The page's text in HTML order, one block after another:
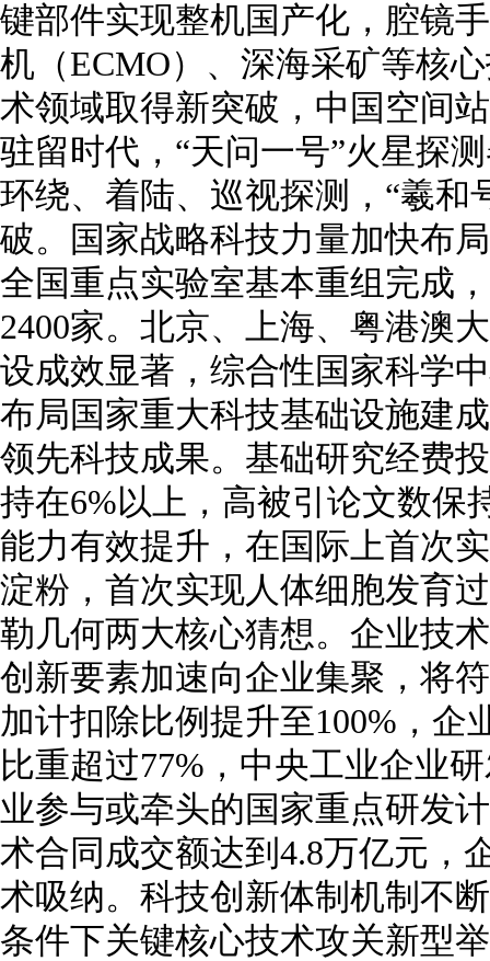
键部件实现整机国产化，腔镜
机（ECMO）、深海采矿等核
术领域取得新突破，中国空间
驻留时代，“天问一号”火星探
环绕、着陆、巡视探测，“羲和
破。国家战略科技力量加快布
全国重点实验室基本重组完成
2400家。北京、上海、粤港澳
设成效显著，综合性国家科学
布局国家重大科技基础设施建
领先科技成果。基础研究经费
持在6%以上，高被引论文数保
能力有效提升，在国际上首次
淀粉，首次实现人体细胞发育
勒几何两大核心猜想。企业技
创新要素加速向企业集聚，将
加计扣除比例提升至100%，企
比重超过77%，中央工业企业
业参与或牵头的国家重点研发
术合同成交额达到4.8万亿元，
术吸纳。科技创新体制机制不
条件下关键核心技术攻关新型